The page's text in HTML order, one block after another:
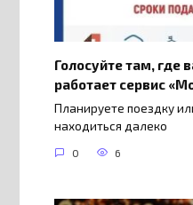
Голосуйте там, где
работает сервис
Планируете поездку
находиться далеко
0 6